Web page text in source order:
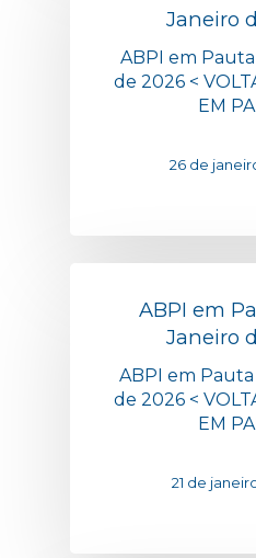
Janeiro
ABPI em
de 2026 <
EM
26 de
ABPI em
Janeiro
ABPI em
de 2026 <
EM
21 de